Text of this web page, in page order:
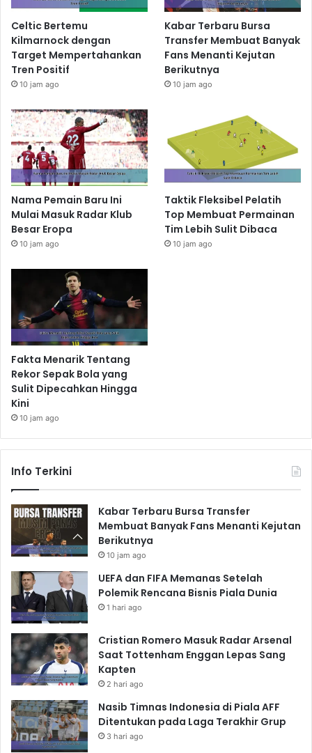
Celtic Bertemu
Kilmarnock dengan
Target Mempertahankan
Tren Positif
10 jam ago
Kabar Terbaru Bursa
Transfer Membuat Banyak
Fans Menanti Kejutan
Berikutnya
10 jam ago
Nama Pemain Baru Ini
Mulai Masuk Radar Klub
Besar Eropa
10 jam ago
Taktik Fleksibel Pelatih
Top Membuat Permainan
Tim Lebih Sulit Dibaca
10 jam ago
Fakta Menarik Tentang
Rekor Sepak Bola yang
Sulit Dipecahkan Hingga
Kini
10 jam ago
Info Terkini
Kabar Terbaru Bursa Transfer
Membuat Banyak Fans Menanti Kejutan
Berikutnya
10 jam ago
UEFA dan FIFA Memanas Setelah
Polemik Rencana Bisnis Piala Dunia
1 hari ago
Cristian Romero Masuk Radar Arsenal
Saat Tottenham Enggan Lepas Sang
Kapten
2 hari ago
Nasib Timnas Indonesia di Piala AFF
Ditentukan pada Laga Terakhir Grup
3 hari ago